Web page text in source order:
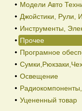
Модели Авто
Джойстики, Рули,
Инструменты,
Прочее
Програмное
Освещение
Уцененный товар